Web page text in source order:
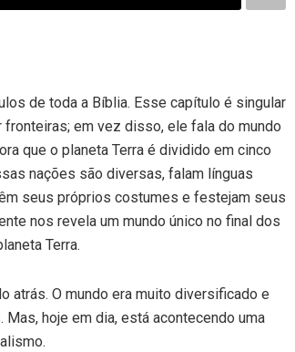
de toda a Bíblia. Esse capítulo é singular
em vez disso, ele fala do mundo
que o planeta Terra é dividido em cinco
nações são diversas, falam línguas
seus próprios costumes e festejam seus
nos revela um mundo único no final dos
Terra.
atrás. O mundo era muito diversificado e
hoje em dia, está acontecendo uma